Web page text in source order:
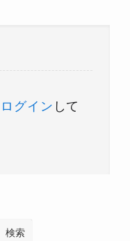
ログイン して
検索